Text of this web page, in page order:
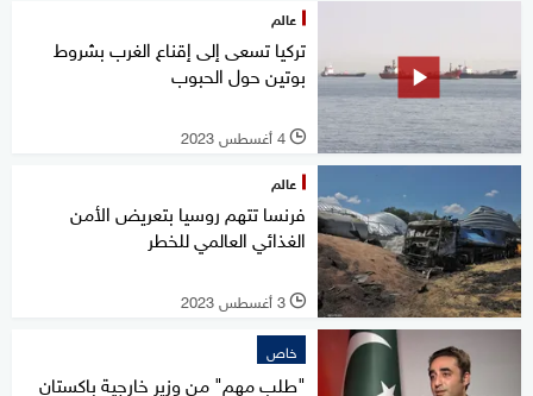
عالم
تركيا تسعى إلى إقناع الغرب بشروط
بوتين حول الحبوب
l 4 أغسطس 2023
عالم
فرنسا تتهم روسيا بتعريض الأمن
الغذائي العالمي للخطر
l 3 أغسطس 2023
خاص
"طلب مهم" من وزير خارجية باكستان